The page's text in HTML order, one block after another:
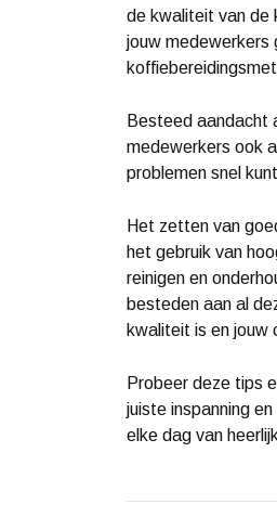
de kwaliteit van de
jouw medewerkers
Besteed aandacht
medewerkers ook
problemen snel
Het zetten van
het gebruik van
reinigen en
besteden aan al
kwaliteit is en jouw
Probeer deze tips
juiste inspanning
elke dag van